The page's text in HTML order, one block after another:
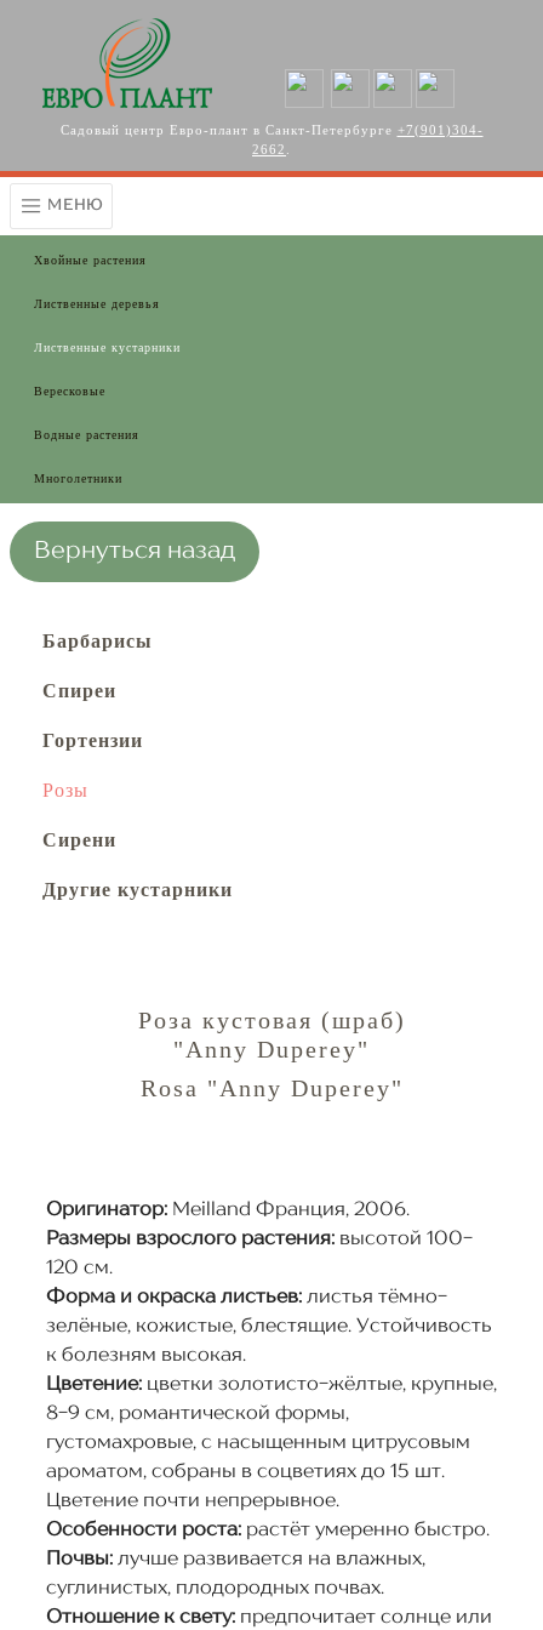
Садовый центр Евро-плант в Санкт-Петербурге +7(901)304-
2662
МЕНЮ
Хвойные растения
Лиственные деревья
Лиственные кустарники
Вересковые
Водные растения
Многолетники
Вернуться назад
Барбарисы
Спиреи
Гортензии
Розы
Сирени
Другие кустарники
Роза кустовая (шраб)
"Anny Duperey"
Rosa "Anny Duperey"
Оригинатор: Meilland Франция, 2006.
Размеры взрослого растения:высотой 100-
120 см.
Форма и окраска листьев: листья тёмно-
зелёные, кожистые, блестящие. Устойчивость
к болезням высокая.
Цветение: цветки золотисто-жёлтые, крупные,
8-9 см, романтической формы,
густомахровые, с насыщенным цитрусовым
ароматом, собраны в соцветиях до 15 шт.
Цветение почти непрерывное.
Особенности роста: растёт умеренно быстро.
Почвы: лучше развивается на влажных,
суглинистых, плодородных почвах.
Отношение к свету: предпочитает солнце или